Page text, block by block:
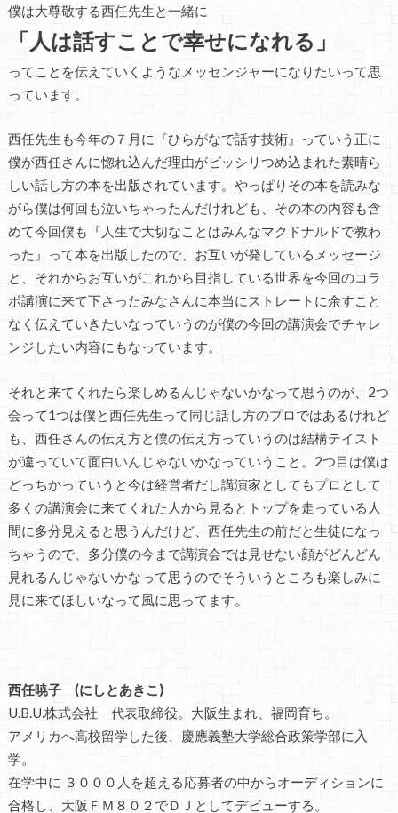
僕は大尊敬する西任先生と一緒に
「人は話すことで幸せになれる」
ってことを伝えていくようなメッセンジャーになりたいって思
っています。
西任先生も今年の７月に『ひらがなで話す技術』っていう正に
僕が西任さんに惚れ込んだ理由がビッシリつめ込まれた素晴ら
しい話し方の本を出版されています。やっぱりその本を読みな
がら僕は何回も泣いちゃったんだけれども、その本の内容も含
めて今回僕も『人生で大切なことはみんなマクドナルドで教わ
った』って本を出版したので、お互いが発しているメッセージ
と、それからお互いがこれから目指している世界を今回のコラ
ボ講演に来て下さったみなさんに本当にストレートに余すこと
なく伝えていきたいなっていうのが僕の今回の講演会でチャレ
ンジしたい内容にもなっています。
それと来てくれたら楽しめるんじゃないかなって思うのが、2つ
会って1つは僕と西任先生って同じ話し方のプロではあるけれど
も、西任さんの伝え方と僕の伝え方っていうのは結構テイスト
が違っていて面白いんじゃないかなっていうこと。2つ目は僕は
どっちかっていうと今は経営者だし講演家としてもプロとして
多くの講演会に来てくれた人から見るとトップを走っている人
間に多分見えると思うんだけど、西任先生の前だと生徒になっ
ちゃうので、多分僕の今まで講演会では見せない顔がどんどん
見れるんじゃないかなって思うのでそういうところも楽しみに
見に来てほしいなって風に思ってます。
西任暁子 (にしとあきこ)
U.B.U.株式会社 代表取締役。大阪生まれ、福岡育ち。
アメリカへ高校留学した後、慶應義塾大学総合政策学部に入
学。
在学中に ３０００人を超える応募者の中からオーディションに
合格し、大阪ＦＭ８０２でＤＪとしてデビューする。